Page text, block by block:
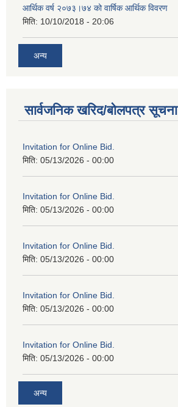
आर्थिक वर्ष २०७३।७४ को वार्षिक आर्थिक विवरण
मिति: 10/10/2018 - 20:06
अन्य
सार्वजनिक खरिद/बोलपत्र सूचना
Invitation for Online Bid.
मिति: 05/13/2026 - 00:00
Invitation for Online Bid.
मिति: 05/13/2026 - 00:00
Invitation for Online Bid.
मिति: 05/13/2026 - 00:00
Invitation for Online Bid.
मिति: 05/13/2026 - 00:00
Invitation for Online Bid.
मिति: 05/13/2026 - 00:00
अन्य